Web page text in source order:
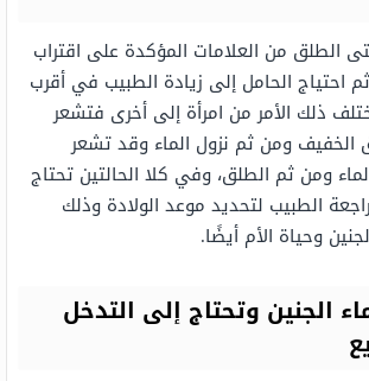
الطلق من العلامات المؤكدة على اقتراب
احتياج الحامل إلى زيادة الطبيب في أقرب
ذلك الأمر من امرأة إلى أخرى فتشعر
الخفيف ومن ثم نزول الماء وقد تشعر
ومن ثم الطلق، وفي كلا الحالتين تحتاج
الطبيب لتحديد موعد الولادة وذلك
وحياة الأم أيضًا.
الجنين وتحتاج إلى التدخل